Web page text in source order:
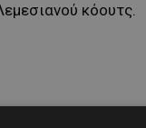
κόουτς.